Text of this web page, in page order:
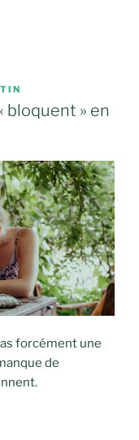
bloquent » en
forcément une
de